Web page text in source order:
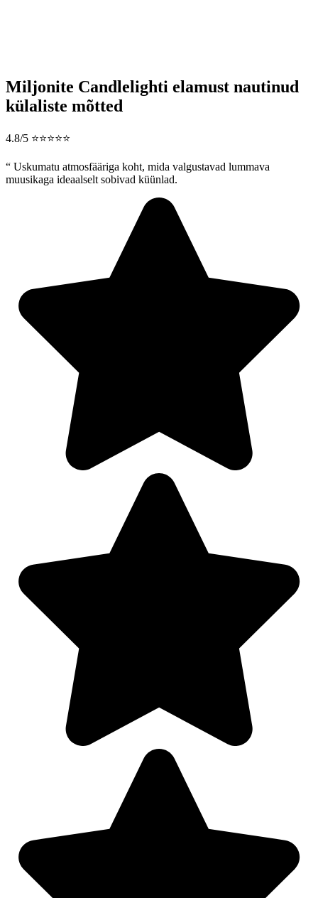
Miljonite Candlelighti elamust nautinud
külaliste mõtted
4.8/5 ⭐⭐⭐⭐⭐
“ Uskumatu atmosfääriga koht, mida valgustavad lummava
muusikaga ideaalselt sobivad küünlad.